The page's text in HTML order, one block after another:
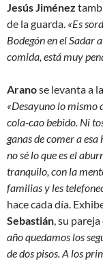
Jesús Jiménez
de la guarda. «Es
Bodegón en el Sadar
comida, está muy
Aranose levanta a
«Desayuno lo mismo
cola-cao bebido. Ni
ganas de comer a
no sé lo que es el
tranquilo, con la
familias y les
hace cada día.
Sebastián, su
año quedamos los
de dos pisos. A los